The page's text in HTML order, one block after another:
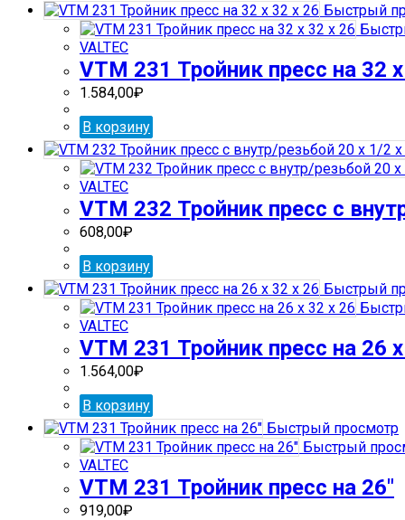
Быстрый
VALTEC
VTM 231 Тройник пресс на 32
1.584,00₽
В корзину
VALTEC
VTM 232 Тройник пресс с
608,00₽
В корзину
Быстрый
VALTEC
VTM 231 Тройник пресс на 26
1.564,00₽
В корзину
Быстрый просмотр
Быстрый
VALTEC
VTM 231 Тройник пресс на 26″
919,00₽